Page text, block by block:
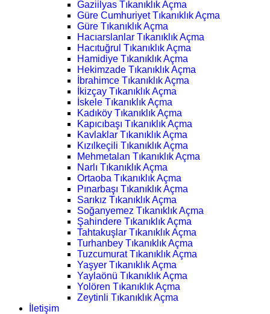
Gaziilyas Tıkanıklık Açma
Güre Cumhuriyet Tıkanıklık Açma
Güre Tıkanıklık Açma
Hacıarslanlar Tıkanıklık Açma
Hacıtuğrul Tıkanıklık Açma
Hamidiye Tıkanıklık Açma
Hekimzade Tıkanıklık Açma
İbrahimce Tıkanıklık Açma
İkizçay Tıkanıklık Açma
İskele Tıkanıklık Açma
Kadıköy Tıkanıklık Açma
Kapıcıbaşı Tıkanıklık Açma
Kavlaklar Tıkanıklık Açma
Kızılkeçili Tıkanıklık Açma
Mehmetalan Tıkanıklık Açma
Narlı Tıkanıklık Açma
Ortaoba Tıkanıklık Açma
Pınarbaşı Tıkanıklık Açma
Sarıkız Tıkanıklık Açma
Soğanyemez Tıkanıklık Açma
Şahindere Tıkanıklık Açma
Tahtakuşlar Tıkanıklık Açma
Turhanbey Tıkanıklık Açma
Tuzcumurat Tıkanıklık Açma
Yaşyer Tıkanıklık Açma
Yaylaönü Tıkanıklık Açma
Yolören Tıkanıklık Açma
Zeytinli Tıkanıklık Açma
İletişim